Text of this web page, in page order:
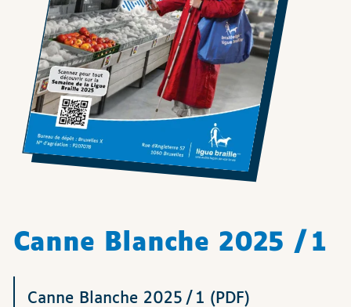
Canne Blanche 2025 / 1
Téléchargements
Canne Blanche 2025 / 1 (PDF)